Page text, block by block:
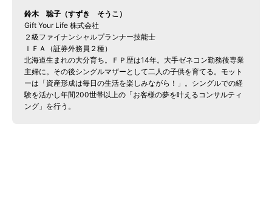
鈴木 聡子（すずき そうこ）
Gift Your Life 株式会社
２級ファイナンシャルプランナー技能士
ＩＦＡ（証券外務員２種）
北海道生まれの大分育ち。ＦＰ歴は14年。大手ゼネコン勤務後専業
主婦に。その後シングルマザーとして二人の子供を育てる。モット
ーは「資産形成は毎日の生活を楽しみながら！」。シングルでの経
験を活かし年間200世帯以上の「お客様の夢を叶えるコンサルティ
ング」を行う。